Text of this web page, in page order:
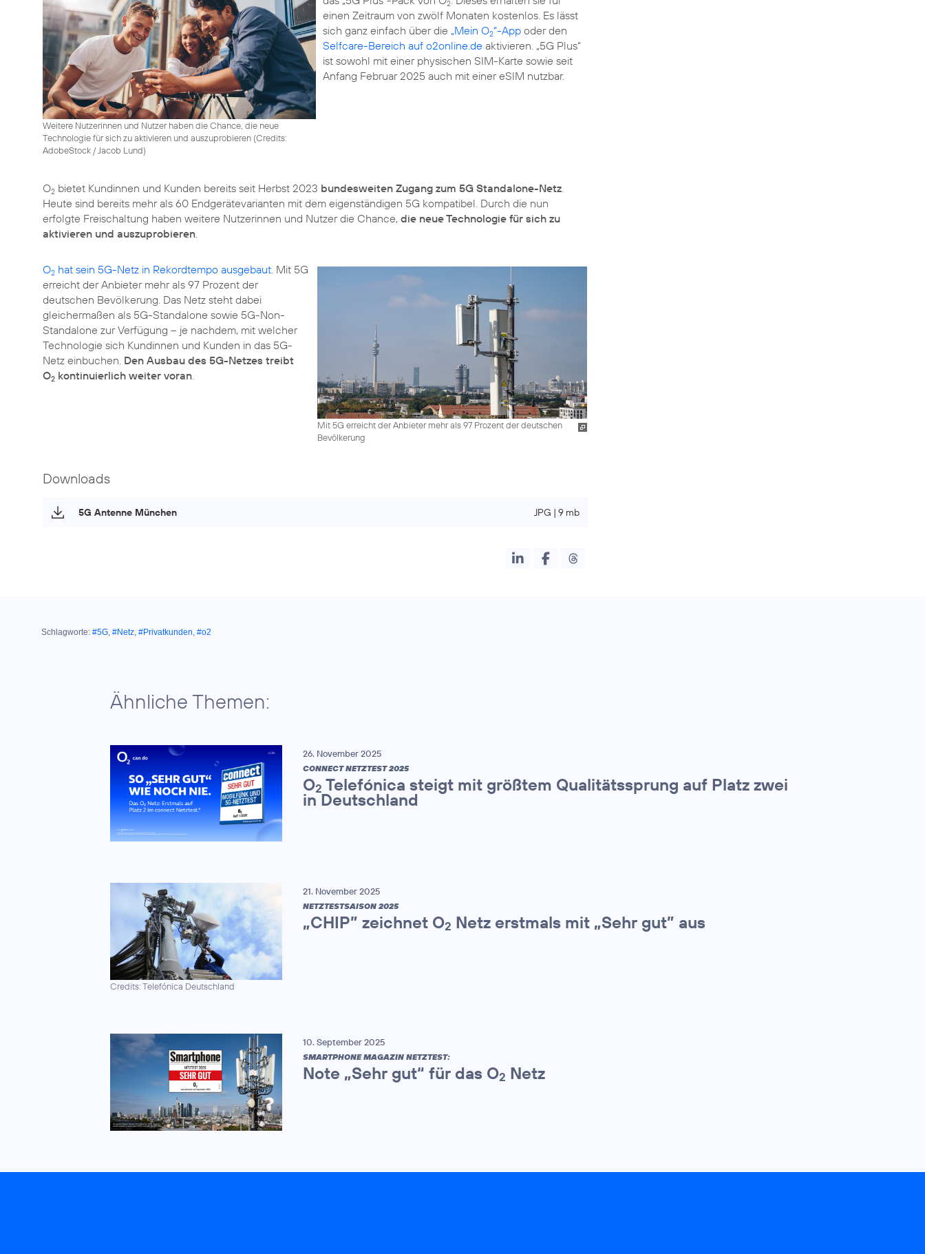
Weitere Nutzerinnen und Nutzer haben die Chance, die neue
Technologie für sich zu aktivieren und auszuprobieren (Credits:
AdobeStock / Jacob Lund)
2
einen Zeitraum von zwölf Monaten kostenlos. Es lässt
sich ganz einfach über die „Mein O2“-Appoder den
Selfcare-Bereich auf o2online.de aktivieren. „5G Plus“
ist sowohl mit einer physischen SIM-Karte sowie seit
Anfang Februar 2025 auch mit einer eSIM nutzbar.
O2 bietet Kundinnen und Kunden bereits seit Herbst 2023 bundesweiten Zugang zum 5G Standalone-Netz
Heute sind bereits mehr als 60 Endgerätevarianten mit dem eigenständigen 5G kompatibel. Durch die nun
erfolgte Freischaltung haben weitere Nutzerinnen und Nutzer die Chance, die neue Technologie für sich zu
aktivieren und auszuprobieren
Mit 5G erreicht der Anbieter mehr als 97 Prozent der deutschen
Bevölkerung
O2 hat sein 5G-Netz in Rekordtempo ausgebaut . Mit 5G
erreicht der Anbieter mehr als 97 Prozent der
deutschen Bevölkerung. Das Netz steht dabei
gleichermaßen als 5G-Standalone sowie 5G-Non-
Standalone zur Verfügung – je nachdem, mit welcher
Technologie sich Kundinnen und Kunden in das 5G-
Netz einbuchen. Den Ausbau des 5G-Netzes treibt
O2 kontinuierlich weiter voran
Downloads
5G Antenne München JPG | 9 mb
Schlagworte: #5G, #Netz, #Privatkunden, #o2
Ähnliche Themen:
26. November 2025
CONNECT NETZTEST 2025
O2 Telefónica steigt mit größtem Qualitätssprung auf Platz zwei
in Deutschland
Credits: Telefónica Deutschland
21. November 2025
NETZTESTSAISON 2025
„CHIP” zeichnet O2 Netz erstmals mit „Sehr gut” aus
10. September 2025
SMARTPHONE MAGAZIN NETZTEST:
Note „Sehr gut“ für das O2 Netz